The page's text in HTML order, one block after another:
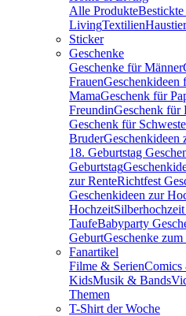
Alle Produkte
LivingTextilien
Sticker
Geschenke
Geschenke für Männer
FrauenGeschenkideen
MamaGeschenk für
FreundinGeschenk für
Geschenk für
BruderGeschenkideen
18. Geburtstag
Geburtstag
zur RenteRichtfest
Geschenkideen zur
Hochzeit
TaufeBabyparty
GeburtGeschenke
Fanartikel
Filme & SerienComics
KidsMusik & Bands
Themen
T-Shirt der Woche